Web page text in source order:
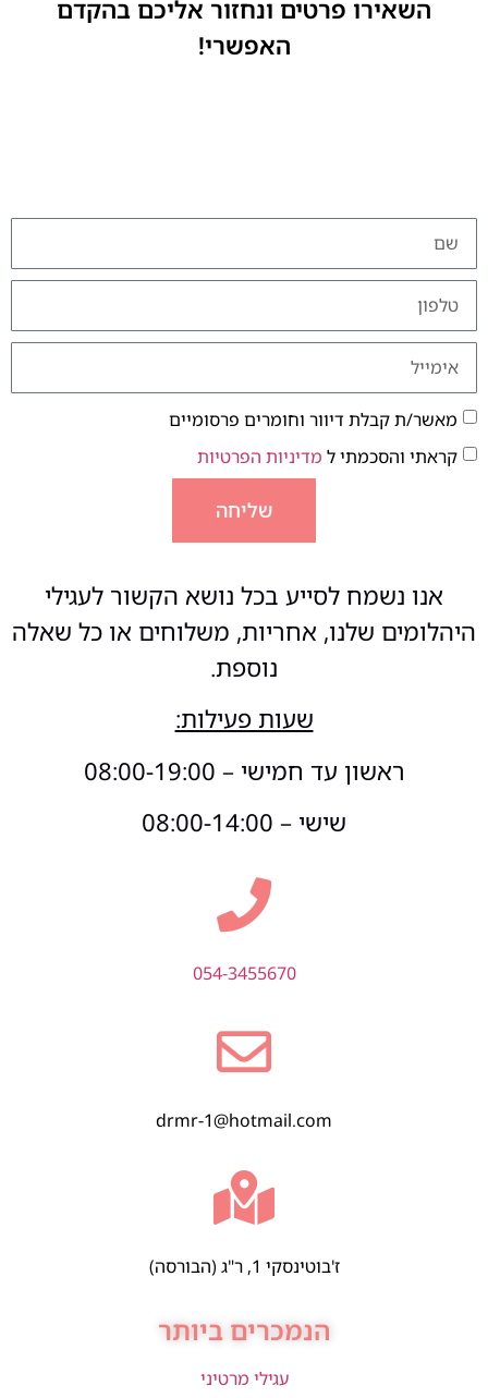
השאירו פרטים ונחזור אליכם בהקדם
האפשרי!
מאשר/ת קבלת דיוור וחומרים פרסומיים
קראתי והסכמתי ל מדיניות הפרטיות
שליחה
אנו נשמח לסייע בכל נושא הקשור לעגילי
היהלומים שלנו, אחריות, משלוחים או כל שאלה
נוספת.
שעות פעילות:
ראשון עד חמישי – 08:00-19:00
שישי – 08:00-14:00
054-3455670
drmr-1@hotmail.com
ז'בוטינסקי 1, ר"ג (הבורסה)
הנמכרים ביותר
עגילי מרטיני